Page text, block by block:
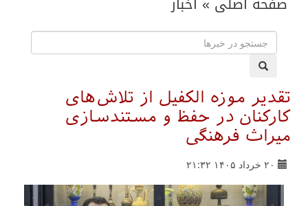
تقدیر موزه الکفیل از تلاش‌های
کارکنان در حفظ و مستندسازی
میراث فرهنگی
۲۰ خرداد ۱۴۰۵ ۲۱:۳۲